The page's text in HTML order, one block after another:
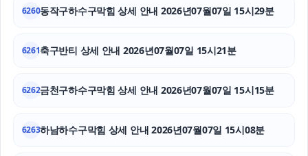
축구반티
협의이혼
6260동작구하수구막힘 상세 안내 2026년07월07일 15시29분
6261축구반티 상세 안내 2026년07월07일 15시21분
6262금천구하수구막힘 상세 안내 2026년07월07일 15시15분
6263하남하수구막힘 상세 안내 2026년07월07일 15시08분